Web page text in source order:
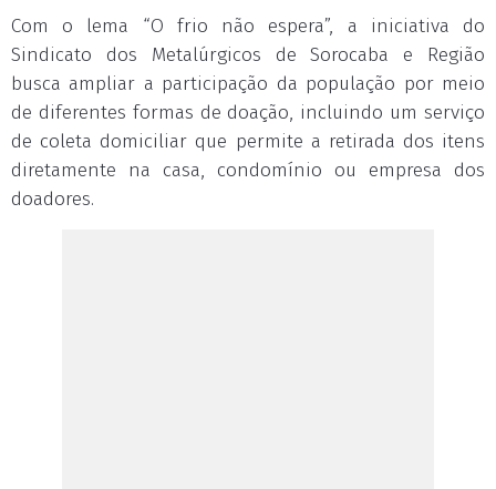
Com o lema “O frio não espera”, a iniciativa do
Sindicato dos Metalúrgicos de Sorocaba e Região
busca ampliar a participação da população por meio
de diferentes formas de doação, incluindo um serviço
de coleta domiciliar que permite a retirada dos itens
diretamente na casa, condomínio ou empresa dos
doadores.